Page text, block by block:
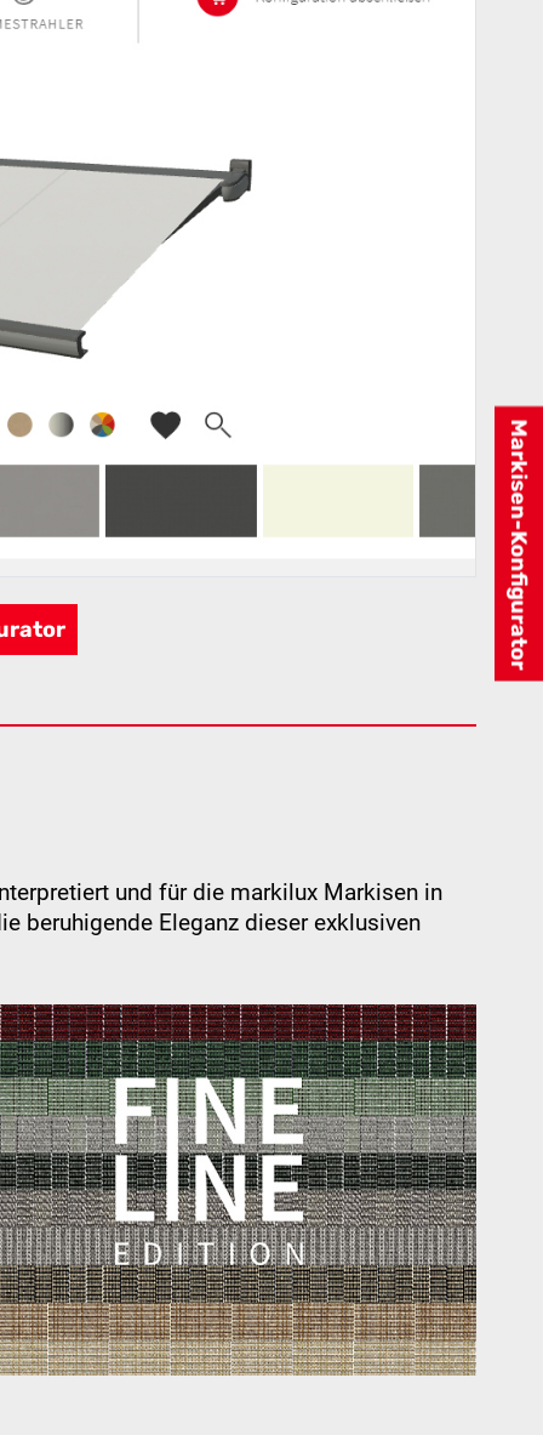
Markisen-Konfigurator
und für die markilux Markisen in
beruhigende Eleganz dieser exklusiven